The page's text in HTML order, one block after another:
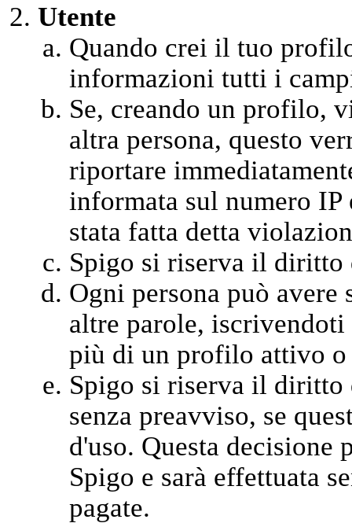
Utente
Quando crei il tuo
informazioni tutti i
Se, creando un profilo,
altra persona, questo
riportare
informata sul numero
stata fatta detta
Spigo si riserva il diritto
Ogni persona può
altre parole, iscrivendoti
più di un profilo attivo
Spigo si riserva il
senza preavviso, se
d'uso. Questa decisione
Spigo e sarà effettuata
pagate.